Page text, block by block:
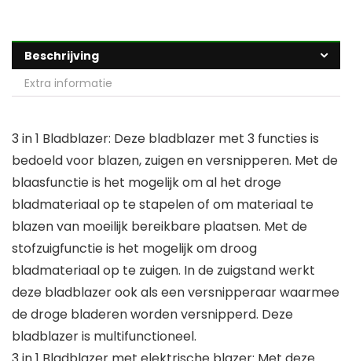
Beschrijving
Extra informatie
3 in 1 Bladblazer: Deze bladblazer met 3 functies is
bedoeld voor blazen, zuigen en versnipperen. Met de
blaasfunctie is het mogelijk om al het droge
bladmateriaal op te stapelen of om materiaal te
blazen van moeilijk bereikbare plaatsen. Met de
stofzuigfunctie is het mogelijk om droog
bladmateriaal op te zuigen. In de zuigstand werkt
deze bladblazer ook als een versnipperaar waarmee
de droge bladeren worden versnipperd. Deze
bladblazer is multifunctioneel.